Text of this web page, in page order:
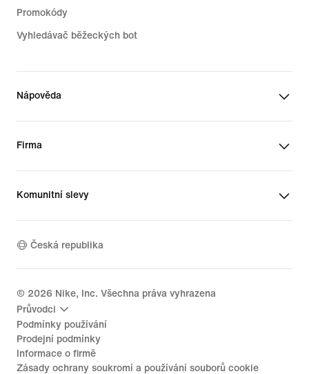
Promokódy
Vyhledávač běžeckých bot
Nápověda
Firma
Komunitní slevy
Česká republika
© 2026 Nike, Inc. Všechna práva vyhrazena
Průvodci
Podmínky používání
Prodejní podmínky
Informace o firmě
Zásady ochrany soukromí a používání souborů cookie